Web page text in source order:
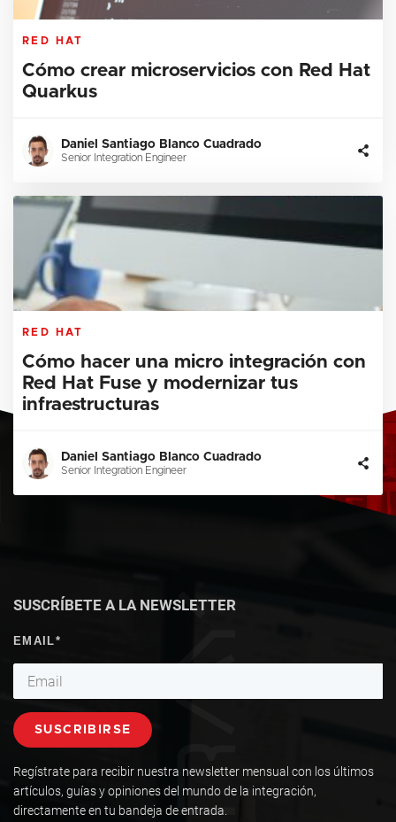
RED HAT
Cómo crear microservicios con Red Hat
Quarkus
Daniel Santiago Blanco Cuadrado
Senior Integration Engineer
RED HAT
Cómo hacer una micro integración con
Red Hat Fuse y modernizar tus
infraestructuras
Daniel Santiago Blanco Cuadrado
Senior Integration Engineer
SUSCRÍBETE A LA NEWSLETTER
Regístrate para recibir nuestra newsletter mensual con los últimos
artículos, guías y opiniones del mundo de la integración,
directamente en tu bandeja de entrada.